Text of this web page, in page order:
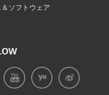
ソフトウェア